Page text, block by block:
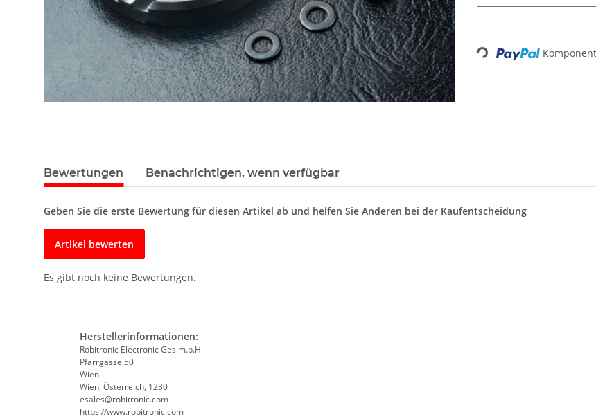
Loading...
Bewertungen Benachrichtigen, wenn verfügbar
Geben Sie die erste Bewertung für diesen Artikel ab und helfen Sie Anderen bei der Kaufentscheidung
Artikel bewerten
Es gibt noch keine Bewertungen.
Herstellerinformationen:
Robitronic Electronic Ges.m.b.H.
Pfarrgasse 50
Wien
Wien, Österreich, 1230
esales@robitronic.com
https://www.robitronic.com